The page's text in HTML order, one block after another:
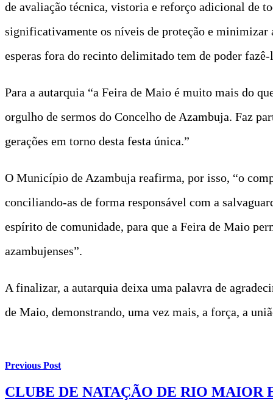
de avaliação técnica, vistoria e reforço adicional de
significativamente os níveis de proteção e minimizar
esperas fora do recinto delimitado tem de poder
Para a autarquia “a Feira de Maio é muito mais do
orgulho de sermos do Concelho de Azambuja. Faz
gerações em torno desta festa única.”
O Município de Azambuja reafirma, por isso, “o
conciliando-as de forma responsável com a
espírito de comunidade, para que a Feira de Maio
azambujenses”.
A finalizar, a autarquia deixa uma palavra de
de Maio, demonstrando, uma vez mais, a força, a
Previous Post
CLUBE DE NATAÇÃO DE RIO MAIOR